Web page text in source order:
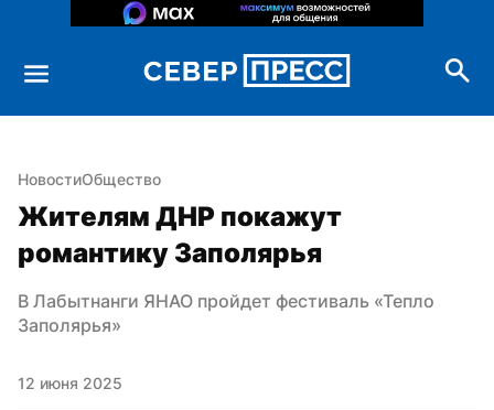
НовостиОбщество
Жителям ДНР покажут
романтику Заполярья
В Лабытнанги ЯНАО пройдет фестиваль «Тепло
Заполярья»
12 июня 2025